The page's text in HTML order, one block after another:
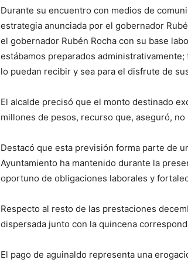
Durante su encuentro con medios de
estrategia anunciada por el gobernador
el gobernador Rubén Rocha con su base
estábamos preparados
lo puedan recibir y sea para el disfrute de
El alcalde precisó que el monto destinado
millones de pesos, recurso que, aseguró,
Destacó que esta previsión forma parte de
Ayuntamiento ha mantenido durante la
oportuno de obligaciones laborales y
Respecto al resto de las prestaciones
dispersada junto con la quincena
El pago de aguinaldo representa una